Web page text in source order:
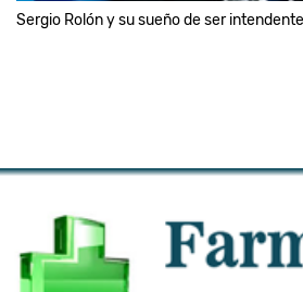
Sergio Rolón y su sueño de ser